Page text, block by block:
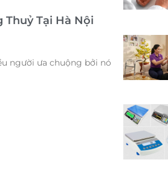
Thuỷ Tại Hà Nội
người ưa chuộng bởi nó